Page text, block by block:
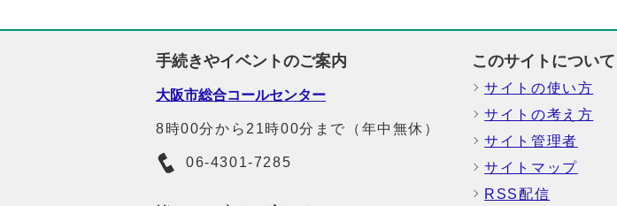
手続きやイベントのご案内
大阪市総合コールセンター
8時00分から21時00分まで（年中無休）
06-4301-7285
このサイトについて
サイトの使い方
サイトの考え方
サイト管理者
サイトマップ
RSS配信